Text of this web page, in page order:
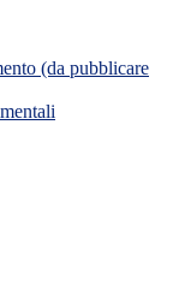
(da pubblicare